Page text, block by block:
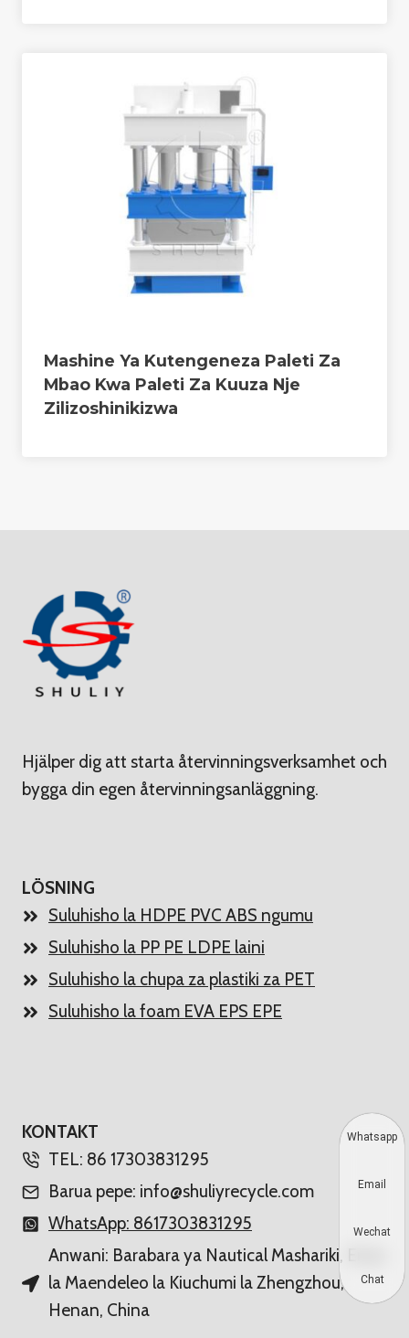
Mashine Ya Kutengeneza Paleti Za
Mbao Kwa Paleti Za Kuuza Nje
Zilizoshinikizwa
Hjälper dig att starta återvinningsverksamhet och
bygga din egen återvinningsanläggning.
LÖSNING
Suluhisho la HDPE PVC ABS ngumu
Suluhisho la PP PE LDPE laini
Suluhisho la chupa za plastiki za PET
Suluhisho la foam EVA EPS EPE
KONTAKT
TEL: 86 17303831295
Barua pepe: info@shuliyrecycle.com
WhatsApp: 8617303831295
Anwani: Barabara ya Nautical Mashariki, Eneo
la Maendeleo la Kiuchumi la Zhengzhou,
Henan, China
Whatsapp
Email
Wechat
Chat